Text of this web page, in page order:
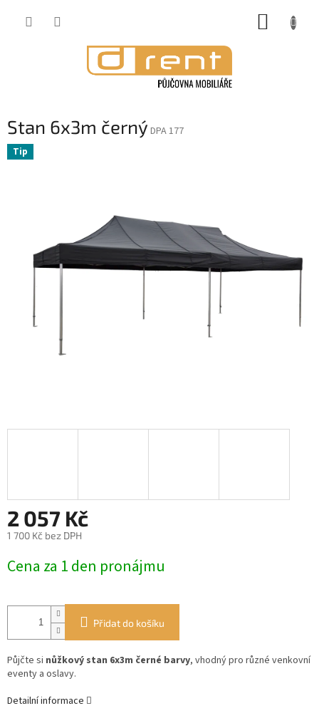
Stan 6x3m černý DPA 177
Tip
2 057 Kč
1 700 Kč bez DPH
cena:
Cena za 1 den pronájmu
Přidat do košíku
Půjčte si nůžkový stan 6x3m černé barvy, vhodný pro různé venkovní
eventy a oslavy.
Detailní informace